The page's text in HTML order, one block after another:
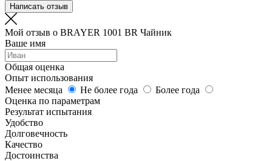
Написать отзыв
Мой отзыв о BRAYER 1001 BR Чайник
Ваше имя
Общая оценка
Опыт использования
Менее месяца
Не более года
Более года
Оценка по параметрам
Результат испытания
Удобство
Долговечность
Качество
Достоинства